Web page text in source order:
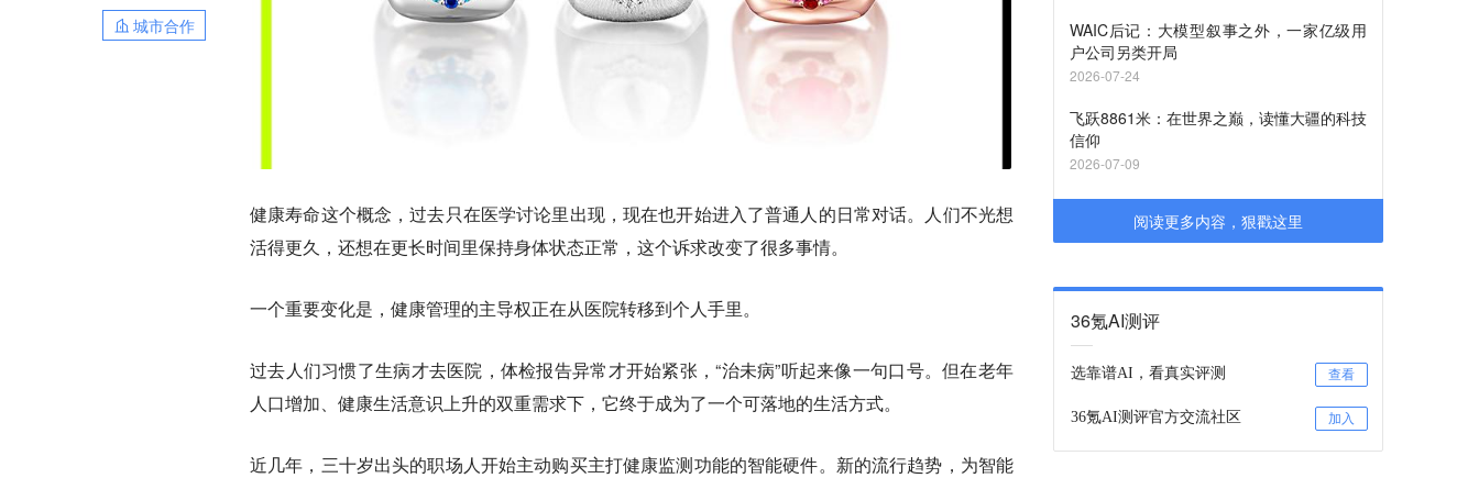
城市合作
健康寿命这个概念，过去只在医学讨论里出现，现在也开始进入了普通人的日常对话。人们不光想
活得更久，还想在更长时间里保持身体状态正常，这个诉求改变了很多事情。
一个重要变化是，健康管理的主导权正在从医院转移到个人手里。
过去人们习惯了生病才去医院，体检报告异常才开始紧张，“治未病”听起来像一句口号。但在老年
人口增加、健康生活意识上升的双重需求下，它终于成为了一个可落地的生活方式。
近几年，三十岁出头的职场人开始主动购买主打健康监测功能的智能硬件。新的流行趋势，为智能
WAIC后记：大模型叙事之外，一家亿级用
户公司另类开局
2026-07-24
飞跃8861米：在世界之巅，读懂大疆的科技
信仰
2026-07-09
阅读更多内容，狠戳这里
36氪AI测评
选靠谱AI，看真实评测 查看
36氪AI测评官方交流社区 加入